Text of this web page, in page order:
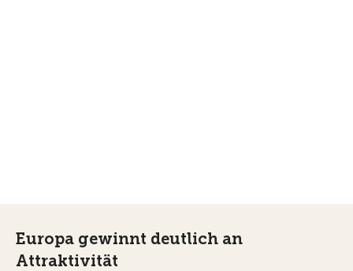
Europa gewinnt deutlich an
Attraktivität